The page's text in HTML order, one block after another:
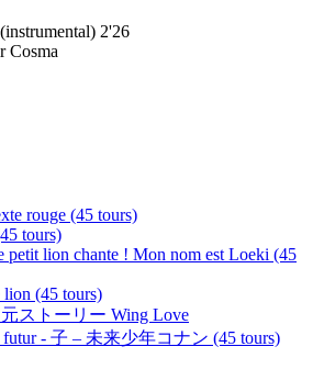
(instrumental) 2'26
Cosma
rouge (45 tours)
tours)
lion chante ! Mon nom est Loeki (45
(45 tours)
ストーリー Wing Love
futur - 子 – 未来少年コナン (45 tours)